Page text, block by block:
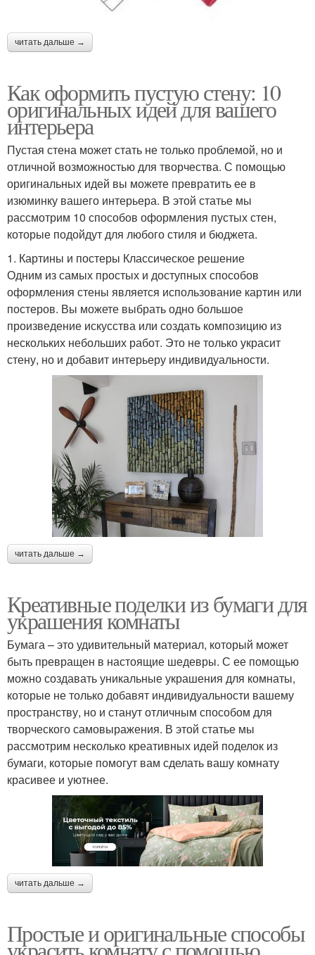
читать дальше →
Как оформить пустую стену: 10
оригинальных идей для вашего
интерьера
Пустая стена может стать не только проблемой, но и
отличной возможностью для творчества. С помощью
оригинальных идей вы можете превратить ее в
изюминку вашего интерьера. В этой статье мы
рассмотрим 10 способов оформления пустых стен,
которые подойдут для любого стиля и бюджета.
1. Картины и постеры Классическое решение
Одним из самых простых и доступных способов
оформления стены является использование картин или
постеров. Вы можете выбрать одно большое
произведение искусства или создать композицию из
нескольких небольших работ. Это не только украсит
стену, но и добавит интерьеру индивидуальности.
читать дальше →
Креативные поделки из бумаги для
украшения комнаты
Бумага – это удивительный материал, который может
быть превращен в настоящие шедевры. С ее помощью
можно создавать уникальные украшения для комнаты,
которые не только добавят индивидуальности вашему
пространству, но и станут отличным способом для
творческого самовыражения. В этой статье мы
рассмотрим несколько креативных идей поделок из
бумаги, которые помогут вам сделать вашу комнату
красивее и уютнее.
читать дальше →
Простые и оригинальные способы